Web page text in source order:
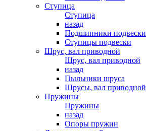
Ступица
Ступица
назад
Подшипники подвески
Ступицы подвески
Шрус, вал приводной
Шрус, вал приводной
назад
Пыльники шруса
Шрусы, вал приводной
Пружины
Пружины
назад
Опоры пружин